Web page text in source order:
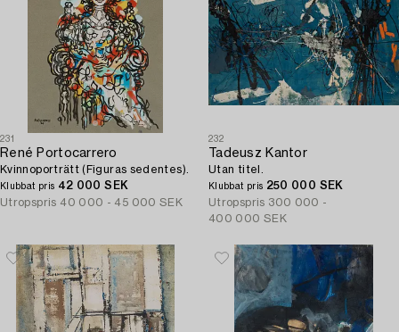
231
René Portocarrero
Kvinnoporträtt (Figuras sedentes).
Klubbat pris 42 000 SEK
Utropspris 40 000 - 45 000 SEK
232
Tadeusz Kantor
Utan titel.
Klubbat pris 250 000 SEK
Utropspris 300 000 -
400 000 SEK